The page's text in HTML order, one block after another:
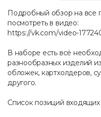
Подробный обзор на все
посмотреть в видео:
https://vk.com/video-
В наборе есть всё
разнообразных изделий
обложек, картхолдеров,
другого.
Список позиций